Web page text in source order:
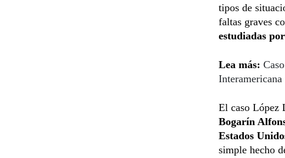
tipos de
faltas graves
estudiadas
Lea más:
El caso López
Bogarín
Estados
simple hecho